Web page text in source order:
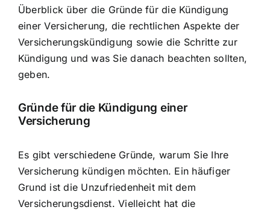
Überblick über die Gründe für die Kündigung
einer Versicherung, die rechtlichen Aspekte der
Versicherungskündigung sowie die Schritte zur
Kündigung und was Sie danach beachten sollten,
geben.
Gründe für die Kündigung einer
Versicherung
Es gibt verschiedene Gründe, warum Sie Ihre
Versicherung kündigen möchten. Ein häufiger
Grund ist die Unzufriedenheit mit dem
Versicherungsdienst. Vielleicht hat die